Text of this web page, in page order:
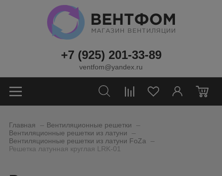
+7 (925) 201-33-89
ventfom@yandex.ru
0
Главная Вентиляционные решетки
Вентиляционные решетки из латуни _
Вентиляционные решетки из латуни FoZa
Решетка латунная круглая LRK-01